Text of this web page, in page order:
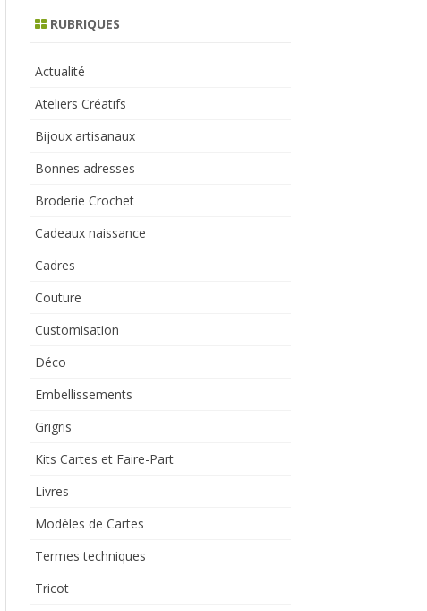
RUBRIQUES
Actualité
Ateliers Créatifs
Bijoux artisanaux
Bonnes adresses
Broderie Crochet
Cadeaux naissance
Cadres
Couture
Customisation
Déco
Embellissements
Grigris
Kits Cartes et Faire-Part
Livres
Modèles de Cartes
Termes techniques
Tricot